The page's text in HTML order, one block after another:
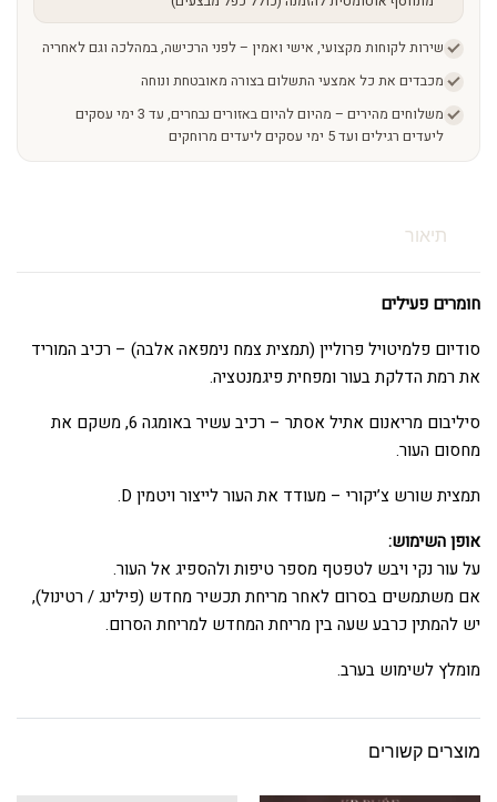
שירות לקוחות מקצועי, אישי ואמין – לפני הרכישה, במהלכה וגם לאחריה
מכבדים את כל אמצעי התשלום בצורה מאובטחת ונוחה
משלוחים מהירים – מהיום להיום באזורים נבחרים, עד 3 ימי עסקים
ליעדים רגילים ועד 5 ימי עסקים ליעדים מרוחקים
תיאור
חומרים פעילים
סודיום פלמיטויל פרוליין (תמצית צמח נימפאה אלבה) – רכיב המוריד
את רמת הדלקת בעור ומפחית פיגמנטציה.
סיליבום מריאנום אתיל אסתר – רכיב עשיר באומגה 6, משקם את
מחסום העור.
תמצית שורש צ’יקורי – מעודד את העור לייצור ויטמין D.
אופן השימוש:
על עור נקי ויבש לטפטף מספר טיפות ולהספיג אל העור.
אם משתמשים בסרום לאחר מריחת תכשיר מחדש (פילינג/רטינול),
יש להמתין כרבע שעה בין מריחת המחדש למריחת הסרום.
מומלץ לשימוש בערב.
מוצרים קשורים